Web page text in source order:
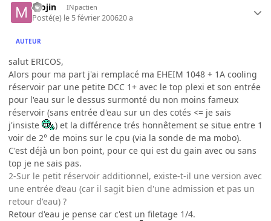
mojin INpactien
Posté(e) le 5 février 200620 a
AUTEUR
salut ERICOS,
Alors pour ma part j'ai remplacé ma EHEIM 1048 + 1A cooling
réservoir par une petite DCC 1+ avec le top plexi et son entrée
pour l'eau sur le dessus surmonté du non moins fameux
réservoir (sans entrée d'eau sur un des cotés <= je sais
j'insiste
) et la différence trés honnêtement se situe entre 1
voir de 2° de moins sur le cpu (via la sonde de ma mobo).
C'est déjà un bon point, pour ce qui est du gain avec ou sans
top je ne sais pas.
2-Sur le petit réservoir additionnel, existe-t-il une version avec
une entrée d’eau (car il sagit bien d'une admission et pas un
retour d'eau) ?
Retour d'eau je pense car c'est un filetage 1/4.